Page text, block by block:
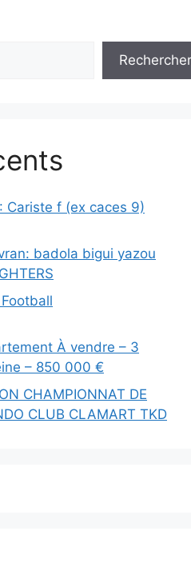
Rechercher
Cariste f (ex caces 9)
badola bigui yazou
À vendre – 3
– 850 000 €
CHAMPIONNAT DE
CLUB CLAMART TKD